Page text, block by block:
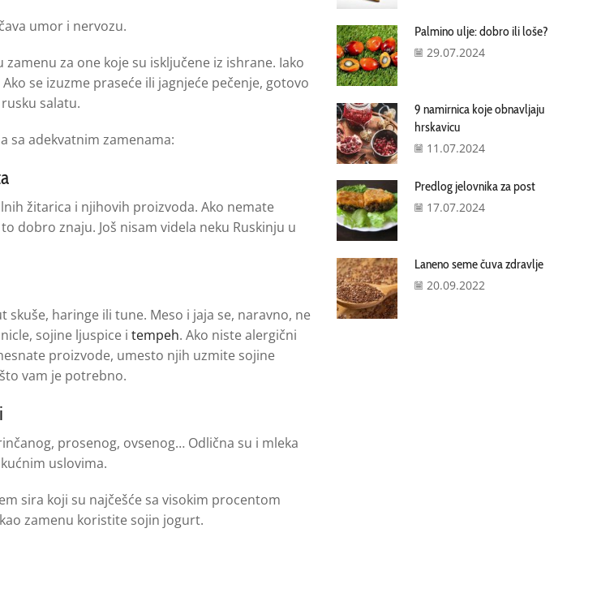
umor i nervozu.
za one koje su isključene iz ishrane. Iako
se izuzme praseće ili jagnjeće pečenje, gotovo
salatu.
sa adekvatnim zamenama:
žitarica i njihovih proizvoda. Ako nemate
dobro znaju. Još nisam videla neku Ruskinju u
haringe ili tune. Meso i jaja se, naravno, ne
sojine ljuspice i tempeh. Ako niste alergični
proizvode, umesto njih uzmite sojine
vam je potrebno.
prosenog, ovsenog… Odlična su i mleka
uslovima.
sira koji su najčešće sa visokim procentom
zamenu koristite sojin jogurt.
Palmino ulje: dobro ili loše?
29.07.2024
9 namirnica koje obnavljaju
hrskavicu
11.07.2024
Predlog jelovnika za post
17.07.2024
Laneno seme čuva zdravlje
20.09.2022